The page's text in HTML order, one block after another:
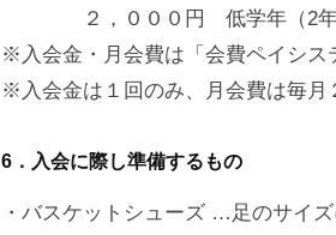
２，０００円 低学年（2年
※入会金・月会費は「会費ペイシス
※入会金は１回のみ、月会費は毎月
6．入会に際し準備するもの
・バスケットシューズ …足のサイ